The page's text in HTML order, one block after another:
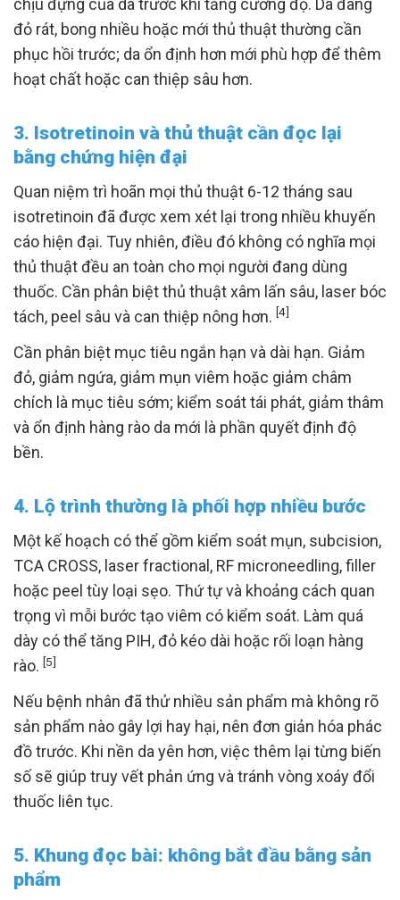
chịu đựng của da trước khi tăng cường độ. Da đang
đỏ rát, bong nhiều hoặc mới thủ thuật thường cần
phục hồi trước; da ổn định hơn mới phù hợp để thêm
hoạt chất hoặc can thiệp sâu hơn.
3. Isotretinoin và thủ thuật cần đọc lại
bằng chứng hiện đại
Quan niệm trì hoãn mọi thủ thuật 6-12 tháng sau
isotretinoin đã được xem xét lại trong nhiều khuyến
cáo hiện đại. Tuy nhiên, điều đó không có nghĩa mọi
thủ thuật đều an toàn cho mọi người đang dùng
thuốc. Cần phân biệt thủ thuật xâm lấn sâu, laser bóc
tách, peel sâu và can thiệp nông hơn. [4]
Cần phân biệt mục tiêu ngắn hạn và dài hạn. Giảm
đỏ, giảm ngứa, giảm mụn viêm hoặc giảm châm
chích là mục tiêu sớm; kiểm soát tái phát, giảm thâm
và ổn định hàng rào da mới là phần quyết định độ
bền.
4. Lộ trình thường là phối hợp nhiều bước
Một kế hoạch có thể gồm kiểm soát mụn, subcision,
TCA CROSS, laser fractional, RF microneedling, filler
hoặc peel tùy loại sẹo. Thứ tự và khoảng cách quan
trọng vì mỗi bước tạo viêm có kiểm soát. Làm quá
dày có thể tăng PIH, đỏ kéo dài hoặc rối loạn hàng
rào. [5]
Nếu bệnh nhân đã thử nhiều sản phẩm mà không rõ
sản phẩm nào gây lợi hay hại, nên đơn giản hóa phác
đồ trước. Khi nền da yên hơn, việc thêm lại từng biến
số sẽ giúp truy vết phản ứng và tránh vòng xoáy đổi
thuốc liên tục.
5. Khung đọc bài: không bắt đầu bằng sản
phẩm